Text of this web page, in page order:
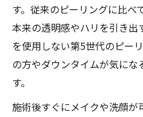
肌管理初心者が安
魅力
ダクトピールが肝斑改
ダクトピールが肝
肝斑対策として注
す。従来のピーリングに比べ
本来の透明感やハリを引き出
を使用しない第5世代のピー
の方やダウンタイムが気にな
す。
施術後すぐにメイクや洗顔